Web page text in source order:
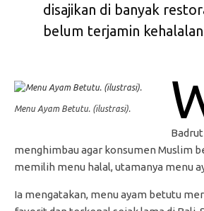
disajikan di banyak
belum terjamin
Menu Ayam Betutu. (ilustrasi).
menghimbau agar konsumen Muslim
memilih menu halal, utamanya menu
Ia mengatakan, menu ayam betutu